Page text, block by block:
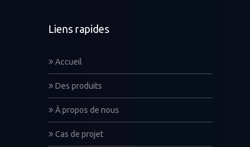
Liens rapides
Accueil
Des produits
À propos de nous
Cas de projet